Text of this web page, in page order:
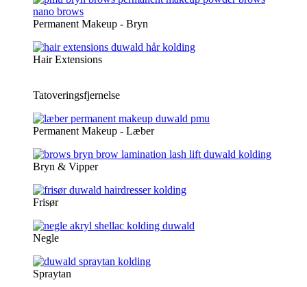
Permanent Makeup - Bryn
Hair Extensions
Tatoveringsfjernelse
Permanent Makeup - Læber
Bryn & Vipper
Frisør
Negle
Spraytan